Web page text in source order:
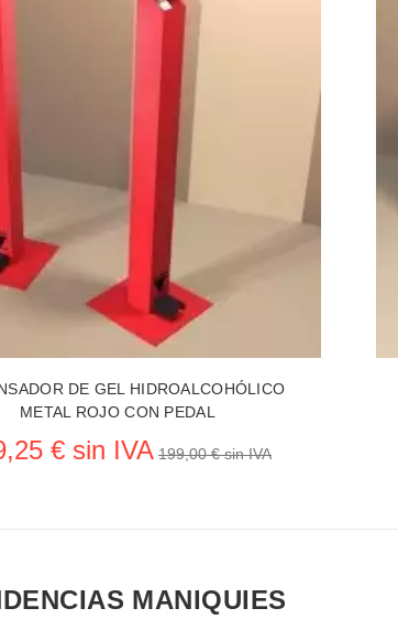
DE GEL HIDROALCOHÓLICO
METAL ROJO CON PEDAL
€ sin IVA 199,00 € sin IVA
MANIQUIES